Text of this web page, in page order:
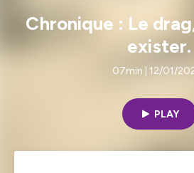
Chronique : Le
exister.
07min | 12/01/
PLAY